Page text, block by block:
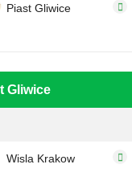
Piast Gliwice
Gliwice
Wisla Krakow